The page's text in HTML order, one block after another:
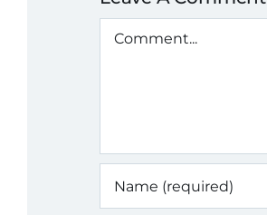
Comment